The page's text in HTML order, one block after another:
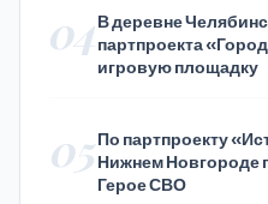
04В деревне
партпроекта
игровую площадку
05По партпроекту
Нижнем Новгороде
Герое СВО